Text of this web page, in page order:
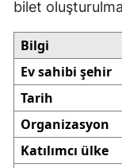
bilet
Bilgi
Ev sahibi şehir
Tarih
Organizasyon
Katılımcı ülke